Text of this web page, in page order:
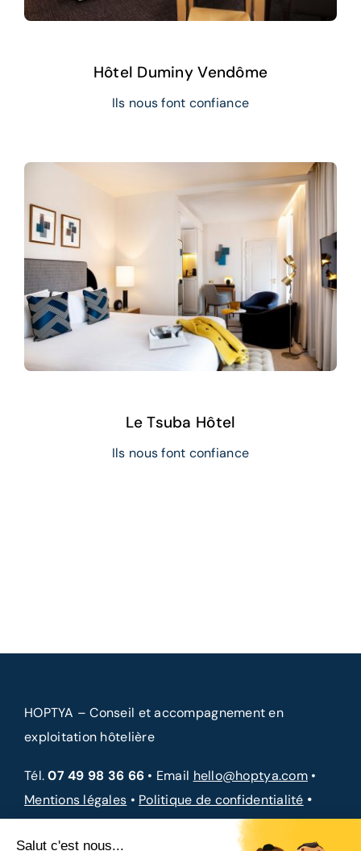
Hôtel Duminy Vendôme
Ils nous font confiance
Le Tsuba Hôtel
Ils nous font confiance
HOPTYA – Conseil et accompagnement en
exploitation hôtelière
Tél.07 49 98 36 66 • Email hello@hoptya.com •
Mentions légales • Politique de confidentialité •
CGV